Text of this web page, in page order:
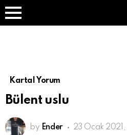
Menü
Kartal Yorum
Bülent uslu
by Ender 23 Ocak